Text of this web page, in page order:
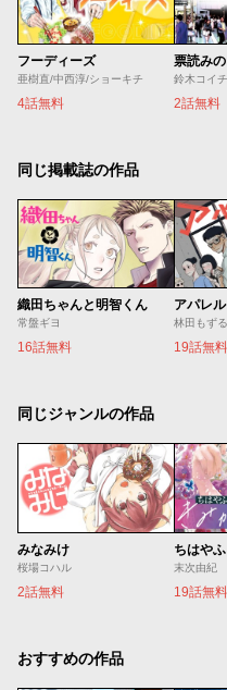
フーディーズ
亜樹直/中西淳/ショーキチ
4話無料
票読み
鈴木コイ
2話無料
同じ掲載誌の作品
織田ちゃんと明智くん
常盤ギヨ
16話無料
アパレ
林田もずる
19話無料
同じジャンルの作品
みなみけ
桜場コハル
2話無料
末次由紀
19話無料
おすすめの作品